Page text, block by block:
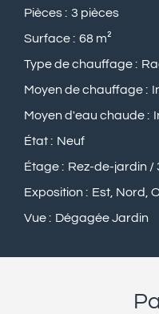
Pièces
3 pièces
Surface
68 m²
Type de chauffage
Moyen de chauffage
Moyen d'eau chaude
État
Neuf
Étage
Rez-de-jardin /
Exposition
Est, Nord,
Vue
Dégagée Jardin